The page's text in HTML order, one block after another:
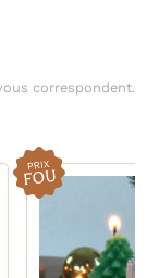
correspondent.